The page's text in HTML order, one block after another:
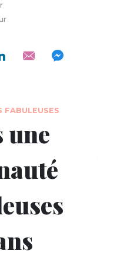
FABULEUSES
une